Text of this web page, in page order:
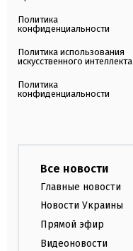
Политика
конфиденциальности
Политика использования
искусственного интеллекта
Политика
конфиденциальности
Все новости
Главные новости
Новости Украины
Прямой эфир
Видеоновости